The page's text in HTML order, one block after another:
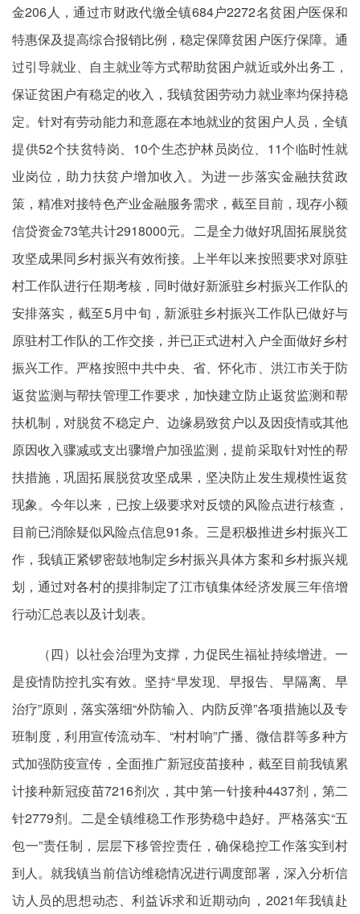
金206人，通过市财政代缴全镇684户2272名贫困户医保和
特惠保及提高综合报销比例，稳定保障贫困户医疗保障。通
过引导就业、自主就业等方式帮助贫困户就近或外出务工，
保证贫困户有稳定的收入，我镇贫困劳动力就业率均保持稳
定。针对有劳动能力和意愿在本地就业的贫困户人员，全镇
提供52个扶贫特岗、10个生态护林员岗位、11个临时性就
业岗位，助力扶贫户增加收入。为进一步落实金融扶贫政
策，精准对接特色产业金融服务需求，截至目前，现存小额
信贷资金73笔共计2918000元。二是全力做好巩固拓展脱贫
攻坚成果同乡村振兴有效衔接。上半年以来按照要求对原驻
村工作队进行任期考核，同时做好新派驻乡村振兴工作队的
安排落实，截至5月中旬，新派驻乡村振兴工作队已做好与
原驻村工作队的工作交接，并已正式进村入户全面做好乡村
振兴工作。严格按照中共中央、省、怀化市、洪江市关于防
返贫监测与帮扶管理工作要求，加快建立防止返贫监测和帮
扶机制，对脱贫不稳定户、边缘易致贫户以及因疫情或其他
原因收入骤减或支出骤增户加强监测，提前采取针对性的帮
扶措施，巩固拓展脱贫攻坚成果，坚决防止发生规模性返贫
现象。今年以来，已按上级要求对反馈的风险点进行核查，
目前已消除疑似风险点信息91条。三是积极推进乡村振兴工
作，我镇正紧锣密鼓地制定乡村振兴具体方案和乡村振兴规
划，通过对各村的摸排制定了江市镇集体经济发展三年倍增
行动汇总表以及计划表。
（四）以社会治理为支撑，力促民生福祉持续增进。一
是疫情防控扎实有效。坚持“早发现、早报告、早隔离、早
治疗”原则，落实落细“外防输入、内防反弹”各项措施以及专
班制度，利用宣传流动车、“村村响”广播、微信群等多种方
式加强防疫宣传，全面推广新冠疫苗接种，截至目前我镇累
计接种新冠疫苗7216剂次，其中第一针接种4437剂，第二
针2779剂。二是全镇维稳工作形势稳中趋好。严格落实“五
包一”责任制，层层下移管控责任，确保稳控工作落实到村
到人。就我镇当前信访维稳情况进行调度部署，深入分析信
访人员的思想动态、利益诉求和近期动向，2021年我镇赴